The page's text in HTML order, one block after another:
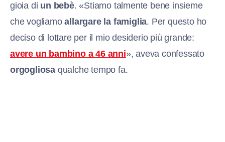
gioia di un bebè. «Stiamo talmente bene insieme
che vogliamoallargare la famiglia. Per questo ho
deciso di lottare per il mio desiderio più grande:
avere un bambino a 46 anni», aveva confessato
orgogliosa qualche tempo fa.